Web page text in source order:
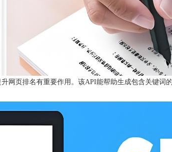
网页排名有重要作用。该API能帮助生成包含关键词